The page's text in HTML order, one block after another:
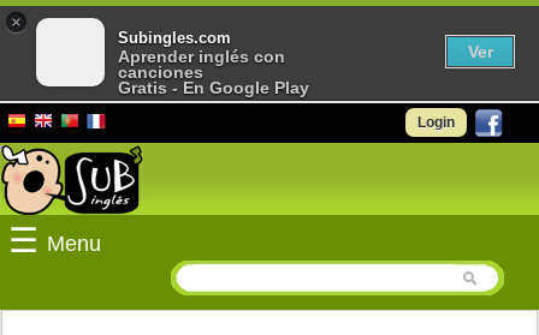
Login
☰ Menu
×
Subingles.com
Aprender inglés con
canciones
Gratis - En Google Play
Ver